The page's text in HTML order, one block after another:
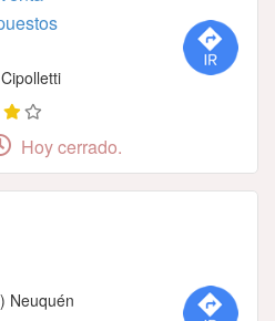
Hoy cerrado.
Neuquén